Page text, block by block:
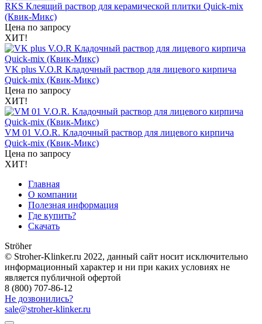
RKS Клеящий раствор для керамической плитки Quick-mix
(Квик-Микс)
Цена по запросу
ХИТ!
VK plus V.O.R Кладочный раствор для лицевого кирпича
Quick-mix (Квик-Микс)
Цена по запросу
ХИТ!
VM 01 V.O.R. Кладочный раствор для лицевого кирпича
Quick-mix (Квик-Микс)
Цена по запросу
ХИТ!
Главная
О компании
Полезная информация
Где купить?
Скачать
Ströher
© Stroher-Klinker.ru 2022, данный сайт носит исключительно
информационный характер и ни при каких условиях не
является публичной офертой
8 (800) 707-86-12
Не дозвонились?
sale@stroher-klinker.ru